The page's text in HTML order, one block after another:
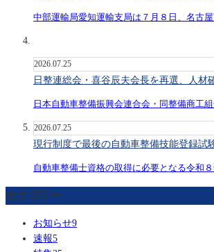
中部運輸局愛知運輸支局は７月８日、名古
2026.07.25
日整連総会・喜谷辰夫会長を再選、人
日本自動車整備振興会連合会・同整備商
2026.07.25
現行制度で最後の自動車整備技能登録試
自動車整備士資格の取得に必要となる令和
カテゴリー
お知らせ9
速報5